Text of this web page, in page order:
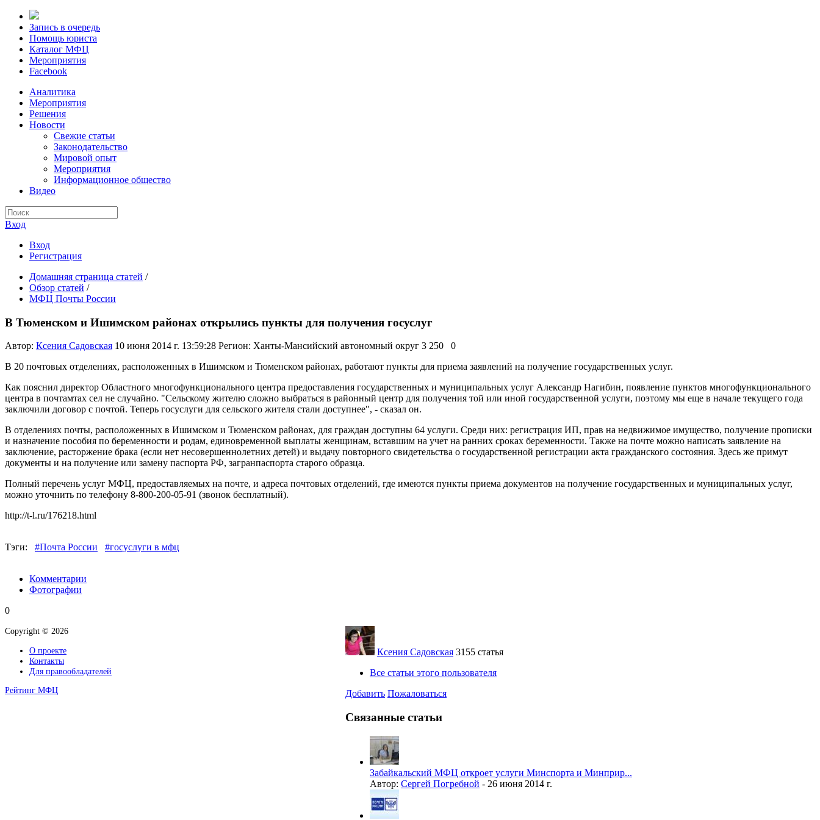
Запись в очередь
Помощь юриста
Каталог МФЦ
Мероприятия
Facebook
Аналитика
Мероприятия
Решения
Новости
Свежие статьи
Законодательство
Мировой опыт
Мероприятия
Информационное общество
Видео
Вход
Вход
Регистрация
Домашняя страница статей /
Обзор статей /
МФЦ Почты России
В Тюменском и Ишимском районах открылись пункты для получения госуслуг
Автор: Ксения Садовская 10 июня 2014 г. 13:59:28 Регион: Ханты-Мансийский автономный округ 3 250 0
В 20 почтовых отделениях, расположенных в Ишимском и Тюменском районах, работают пункты для приема заявлений на получение государственных услуг.
Как пояснил директор Областного многофункционального центра предоставления государственных и муниципальных услуг Александр Нагибин, появление пунктов многофункционального
центра в почтамтах сел не случайно. "Сельскому жителю сложно выбраться в районный центр для получения той или иной государственной услуги, поэтому мы еще в начале текущего года
заключили договор с почтой. Теперь госуслуги для сельского жителя стали доступнее", - сказал он.
В отделениях почты, расположенных в Ишимском и Тюменском районах, для граждан доступны 64 услуги. Среди них: регистрация ИП, прав на недвижимое имущество, получение прописки
и назначение пособия по беременности и родам, единовременной выплаты женщинам, вставшим на учет на ранних сроках беременности. Также на почте можно написать заявление на
заключение, расторжение брака (если нет несовершеннолетних детей) и выдачу повторного свидетельства о государственной регистрации акта гражданского состояния. Здесь же примут
документы и на получение или замену паспорта РФ, загранпаспорта старого образца.
Полный перечень услуг МФЦ, предоставляемых на почте, и адреса почтовых отделений, где имеются пункты приема документов на получение государственных и муниципальных услуг,
можно уточнить по телефону 8-800-200-05-91 (звонок бесплатный).
http://t-l.ru/176218.html
Тэги: #Почта России #госуслуги в мфц
Комментарии
Фотографии
0
Ксения Садовская 3155 статья
Все статьи этого пользователя
Добавить Пожаловаться
Связанные статьи
Забайкальский МФЦ откроет услуги Минспорта и Минприр...
Автор: Сергей Погребной - 26 июня 2014 г.
Copyright © 2026
О проекте
Контакты
Для правообладателей
Рейтинг МФЦ